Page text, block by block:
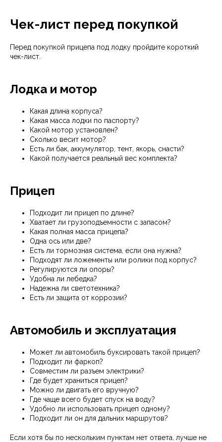
Чек-лист перед покупкой
Перед покупкой прицепа под лодку пройдите короткий
чек-лист.
Лодка и мотор
Какая длина корпуса?
Какая масса лодки по паспорту?
Какой мотор установлен?
Сколько весит мотор?
Есть ли бак, аккумулятор, тент, якорь, снасти?
Какой получается реальный вес комплекта?
Прицеп
Подходит ли прицеп по длине?
Хватает ли грузоподъемности с запасом?
Какая полная масса прицепа?
Одна ось или две?
Есть ли тормозная система, если она нужна?
Подходят ли ложементы или ролики под корпус?
Регулируются ли опоры?
Удобна ли лебедка?
Надежна ли светотехника?
Есть ли защита от коррозии?
Автомобиль и эксплуатация
Может ли автомобиль буксировать такой прицеп?
Подходит ли фаркоп?
Совместим ли разъем электрики?
Где будет храниться прицеп?
Можно ли двигать его вручную?
Где чаще всего будет спуск на воду?
Удобно ли использовать прицеп одному?
Подходит ли он для дальних маршрутов?
Если хотя бы по нескольким пунктам нет ответа, лучше не